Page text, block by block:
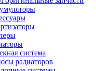
система
радиаторов